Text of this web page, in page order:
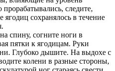
следите,
ягодиц сохранялось в течение
спину, согните ноги в
пятки к ягодицам. Руки
Глубоко дышите. На выдохе с
колени в разные стороны,